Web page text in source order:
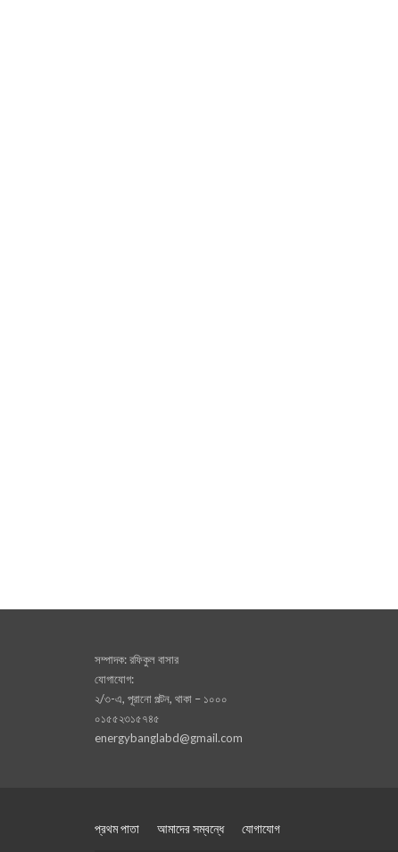
সম্পাদক: রফিকুল বাসার
যোগাযোগ:
২/৩-এ, পূরানো পল্টন, থাকা – ১০০০
০১৫৫২৩১৫৭৪৫
energybanglabd@gmail.com
প্রথম পাতা আমাদের সম্বন্ধে যোগাযোগ